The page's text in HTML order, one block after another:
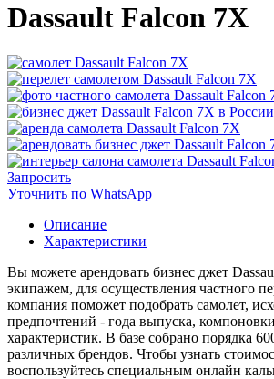
Dassault Falcon 7X
Запросить
Уточнить по WhatsApp
Описание
Характеристики
Вы можете арендовать бизнес джет
экипажем, для осуществления частного
компания поможет подобрать самолет,
предпочтений - года выпуска,
характеристик. В базе собрано порядка
различных брендов. Чтобы узнать
воспользуйтесь специальным онлайн